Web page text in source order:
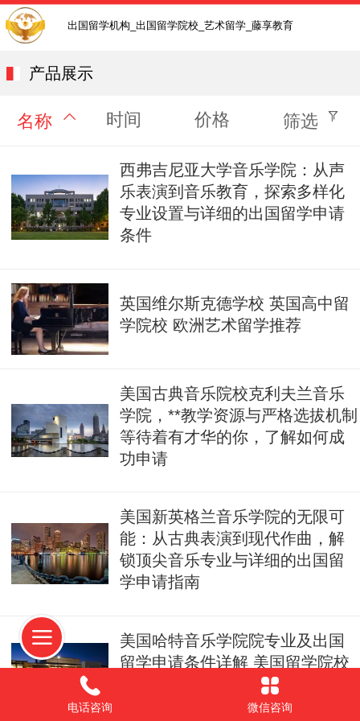
出国留学机构_出国留学院校_艺术留学_藤享教育
产品展示
名称 时间 价格 筛选
西弗吉尼亚大学音乐学院：从声
乐表演到音乐教育，探索多样化
专业设置与详细的出国留学申请
条件
英国维尔斯克德学校 英国高中留
学院校 欧洲艺术留学推荐
美国古典音乐院校克利夫兰音乐
学院，**教学资源与严格选拔机制
等待着有才华的你，了解如何成
功申请
美国新英格兰音乐学院的无限可
能：从古典表演到现代作曲，解
锁顶尖音乐专业与详细的出国留
学申请指南
美国哈特音乐学院院专业及出国
留学申请条件详解 美国留学院校
电话咨询 微信咨询